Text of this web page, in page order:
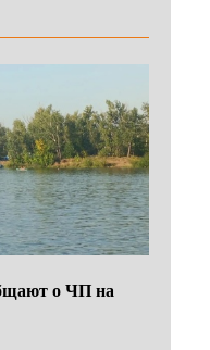
о ЧП на